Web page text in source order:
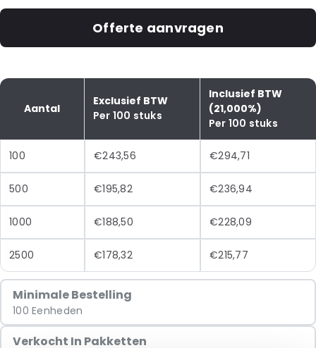
Offerte aanvragen
Aantal
Exclusief BTW
Per 100 stuks
Inclusief BTW
(21,000%)
Per 100 stuks
100 €243,56 €294,71
500 €195,82 €236,94
1000 €188,50 €228,09
2500 €178,32 €215,77
Minimale Bestelling
100 Eenheden
Verkocht In Pakketten